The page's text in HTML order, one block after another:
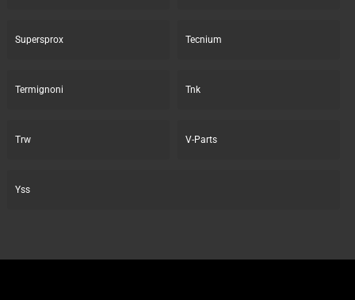
Supersprox Tecnium
Termignoni Tnk
Trw V-Parts
Yss